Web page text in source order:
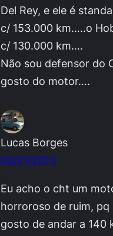
Del Rey, e ele é
c/ 153.000 km…..o
c/ 130.000 km….
Não sou defensor do
gosto do motor….
Lucas Borges
03/21/2013
Eu acho o cht um
horroroso de ruim, pq
gosto de andar a 140